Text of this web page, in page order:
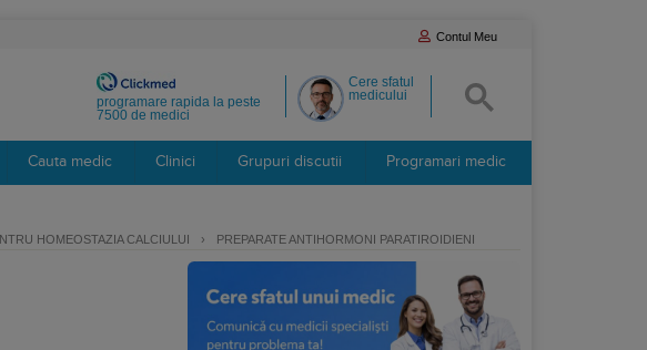
Contul Meu
Cere sfatul
medicului
programare rapida la peste
7500 de medici
Cauta medic Clinici Grupuri discutii Programari medic
HOMEOSTAZIA CALCIULUI › PREPARATE ANTIHORMONI PARATIROIDIENI